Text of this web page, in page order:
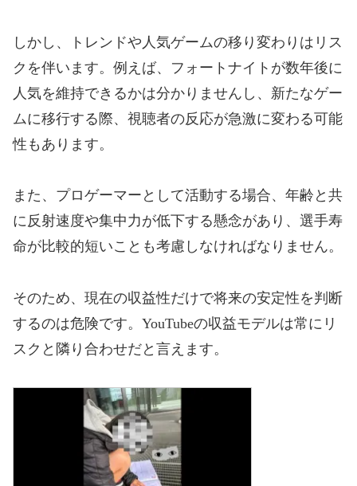
しかし、トレンドや人気ゲームの移り変わりはリス
クを伴います。例えば、フォートナイトが数年後に
人気を維持できるかは分かりませんし、新たなゲー
ムに移行する際、視聴者の反応が急激に変わる可能
性もあります。
また、プロゲーマーとして活動する場合、年齢と共
に反射速度や集中力が低下する懸念があり、選手寿
命が比較的短いことも考慮しなければなりません。
そのため、現在の収益性だけで将来の安定性を判断
するのは危険です。YouTubeの収益モデルは常にリ
スクと隣り合わせだと言えます。